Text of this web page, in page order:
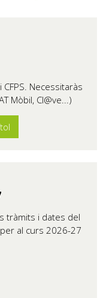
Necessitaràs
Mòbil, Cl@ve...)
tràmits i dates del
al curs 2026-27